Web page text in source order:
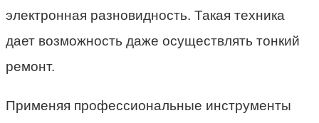
электронная разновидность. Такая техника
дает возможность даже осуществлять тонкий
ремонт.
Применяя профессиональные инструменты